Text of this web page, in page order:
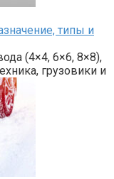
типы и
(4×4, 6×6, 8×8),
грузовики и